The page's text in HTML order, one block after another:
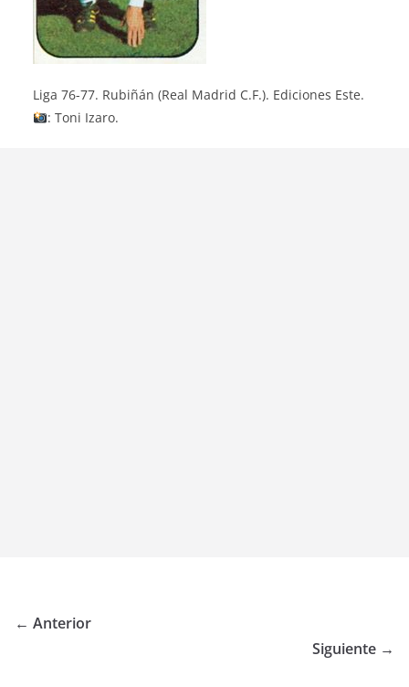
Liga 76-77. Rubiñán (Real Madrid C.F.). Ediciones Este.
: Toni Izaro.
← Anterior
Siguiente →